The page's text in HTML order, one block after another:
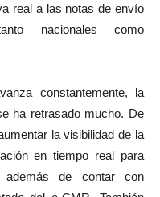
real a las notas de envío
nacionales como
constantemente, la
ha retrasado mucho. De
la visibilidad de la
en tiempo real para
además de contar con